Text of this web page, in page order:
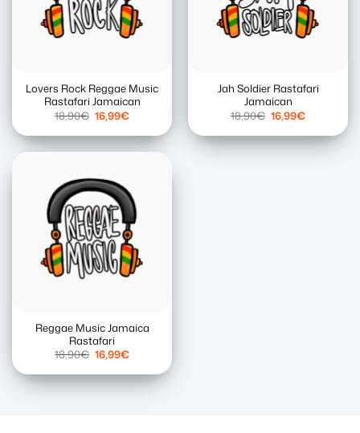
Lovers Rock Reggae Music
Rastafari Jamaican
18,90€ El
precio
original
era:
18,90€.
16,99€El
actual
es:
16,99€.
Jah Soldier Rastafari
Jamaican
18,90€ El
precio
original
era:
16,99€El
actual
es:
Reggae Music Jamaica
Rastafari
18,90€ El
precio
original
era:
16,99€El
actual
es: